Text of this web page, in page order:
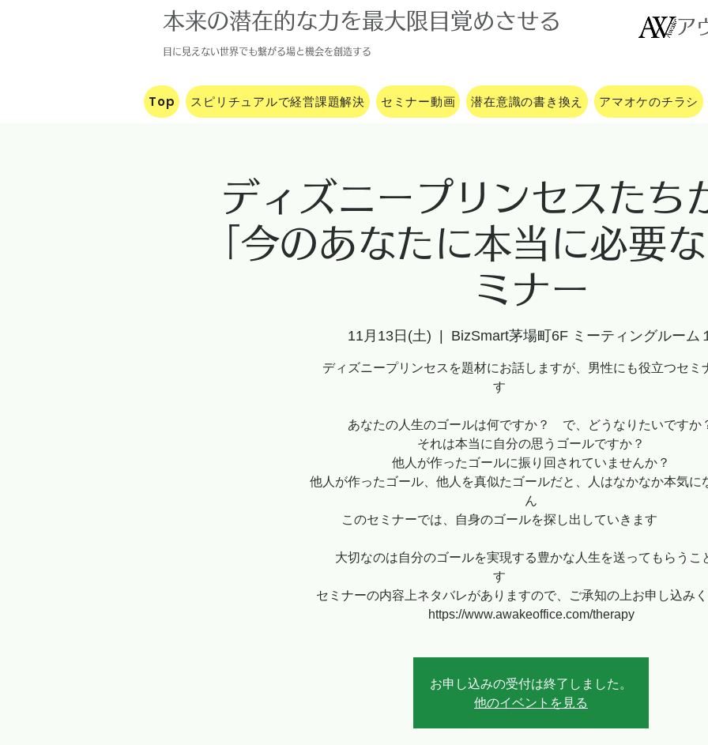
本来の潜在的な力を最大限目覚めさせる
目に見えない世界でも繋がる場と機会を創 造する
ア
Top スピリチュアルで経営課題解決 セミナー動画 潜在意識の書き換え アマオケのチラシ
ディズニープリンセスたち
「今のあなたに本当に必要
ミナー
11月13日(土) BizSmart茅場町6F ミーティングルーム
ディズニープリンセスを題材にお話しますが、男性にも役立つセミ
す
あなたの人生のゴールは何ですか？ で、どうなりたいですか
それは本当に自分の思うゴールですか？
他人が作ったゴールに振り回されていませんか？
他人が作ったゴール、他人を真似たゴールだと、人はなかなか本気に
ん
このセミナーでは、自身のゴールを探し出していきま
大切なのは自分のゴールを実現する豊かな人生を送ってもらうこ
す
セミナーの内容上ネタバレがありますので、ご承知の上お申し込み
https://www.awakeoffice.com/therapy
お申し込みの受付は終了しました。
他のイベントを見る